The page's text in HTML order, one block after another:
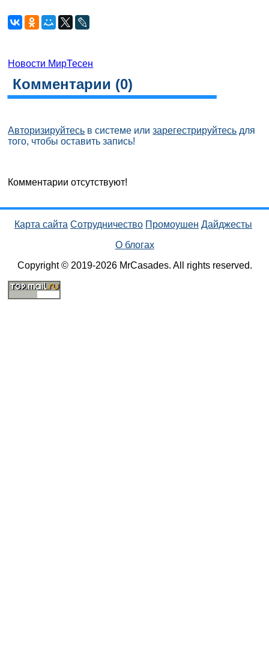
Новости МирТесен
Комментарии (0)
Авторизируйтесь в системе илизарегестрируйтесь для
того, чтобы оставить запись!
Комментарии отсутствуют!
Карта сайта Сотрудничество Промоушен Дайджесты
О блогах
Copyright © 2019-2026 MrCasades. All rights reserved.